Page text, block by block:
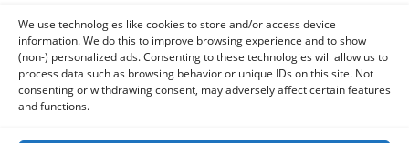
We use technologies like cookies to store and/or access device
information. We do this to improve browsing experience and to show
(non-) personalized ads. Consenting to these technologies will allow us to
process data such as browsing behavior or unique IDs on this site. Not
consenting or withdrawing consent, may adversely affect certain features
and functions.
Πόλη Χρυσοχούς: Σε εξέλιξη η ενοποίηση τεσσάρων
αρχαιολογικών χώρων (εικόνες)
06/08/2026